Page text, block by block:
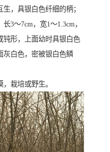
，具银白色纤细的柄；
3～7cm，宽1～1.3cm，
钝形，上面幼时具银白色
灰白色，密被银白色鳞
栽培或野生。